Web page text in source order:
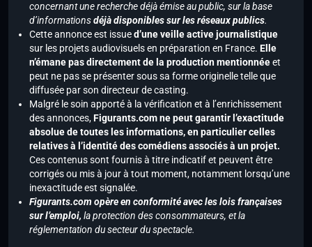
concernant une recherche déjà émise au public, sur la base
d’informationsdéjà disponibles sur les réseaux publics.
Cette annonce est issued’une veille active journalistique
sur les projets audiovisuels en préparation en France. Elle
n’émane pas directement de la production mentionnéeet
peut ne pas se présenter sous sa forme originelle telle que
diffusée par son directeur de casting.
Malgré le soin apporté à la vérification et à l’enrichissement
des annonces,Figurants.com ne peut garantir l’exactitude
absolue de toutes les informations, en particulier celles
relatives à l’identité des comédiens associés à un projet.
Ces contenus sont fournis à titre indicatif et peuvent être
corrigés ou mis à jour à tout moment, notamment lorsqu’une
inexactitude est signalée.
Figurants.com opère en conformité avec les lois françaises
sur l’emploi, la protection des consommateurs, et la
réglementation du secteur du spectacle.